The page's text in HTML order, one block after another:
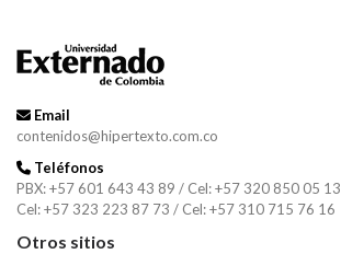
Email
contenidos@hipertexto.com.co
Teléfonos
PBX: +57 601 643 43 89 / Cel: +57 320 850 05 13
Cel: +57 323 223 87 73 / Cel: +57 310 715 76 16
Otros sitios